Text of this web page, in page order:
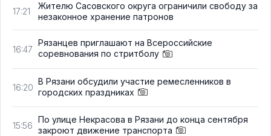
17:21
Жителю Сасовского округа ограничили свободу за
незаконное хранение патронов
16:47
Рязанцев приглашают на Всероссийские
соревнования по стритболу
16:20
В Рязани обсудили участие ремесленников в
городских праздниках
15:56
По улице Некрасова в Рязани до конца сентября
закроют движение транспорта